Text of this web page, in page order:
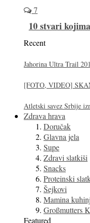
7
10 stvari
Recent
Jahorina Ultra Trail
[FOTO, VIDEO]
Atletski savez Srbije
Zdrava hrava
Doručak
Glavna jela
Supe
Zdravi slatkiši
Snacks
Proteinski
Šejkovi
Mamina
Großmutters
Featured